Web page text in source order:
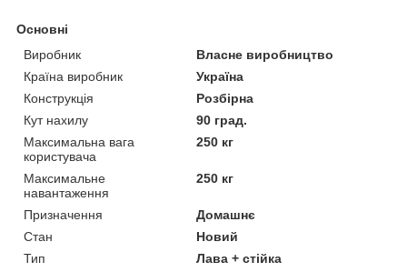
Основні
Виробник
Власне виробництво
Країна виробник
Україна
Конструкція
Розбірна
Кут нахилу
90 град.
Максимальна вага
користувача
250 кг
Максимальне
навантаження
250 кг
Призначення
Домашнє
Стан
Новий
Тип
Лава + стійка